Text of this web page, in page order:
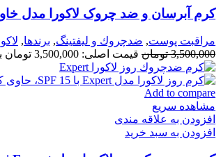
کرم آبرسان و ضد چروک لاکورا مدل
مراقبت پوست, ضدچروك و ليفتينگ, برندها,
3,500,000 تومان قیمت اصلی: 3,500,000 تومان بود.
Add to compare
مشاهده سریع
افزودن به علاقه مندی
افزودن به سبد خرید